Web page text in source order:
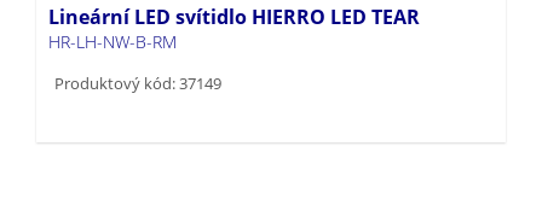
Lineární LED svítidlo HIERRO LED TEAR
HR-LH-NW-B-RM
Produktový kód: 37149